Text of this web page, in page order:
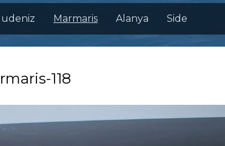
Marmaris Alanya Side
118